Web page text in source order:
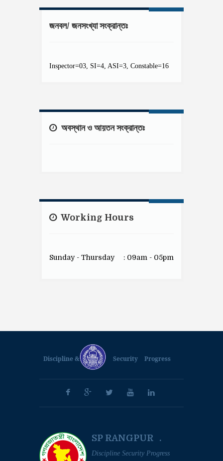
জনবল/ জনসংখ্যা সংক্রান্তঃ
Inspector=03, SI=4, ASI=3, Constable=16
অবস্থান ও আয়তন সংক্রান্তঃ
Working Hours
Sunday - Thursday : 09am - 05pm
Discipline & Security Progress
SP RANGPUR .
Discipline Security Progress